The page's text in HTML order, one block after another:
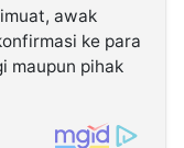
awak
ke para
maupun pihak